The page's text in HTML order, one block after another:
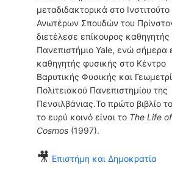
μεταδιδακτορικά στο Ινστιτούτο
Ανωτέρων Σπουδών του
διετέλεσε επίκουρος καθηγητής
Πανεπιστήμιο Yale, ενώ σήμερα
καθηγητής φυσικής στο Κέντρο
Βαρυτικής Φυσικής και
Πολιτειακού Πανεπιστημίου της
Πενσιλβάνιας.Το πρώτο βιβλίο
το ευρύ κοινό είναι το The Life
Cosmos (1997).
🎥 Επιστήμη και Δημοκρατία